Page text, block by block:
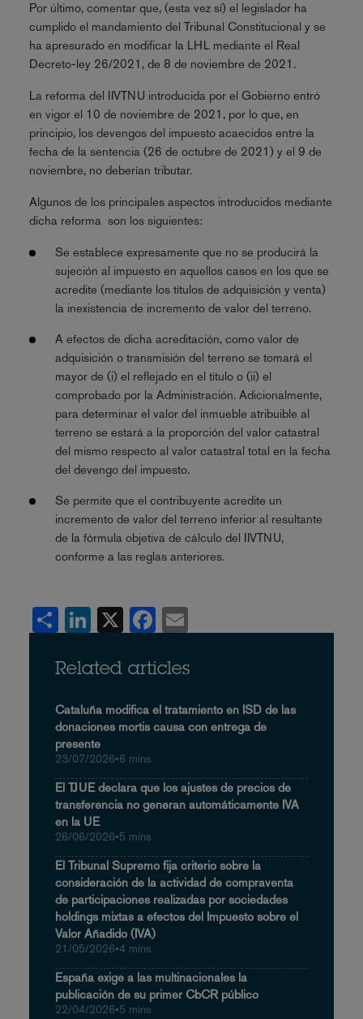
Por último, comentar que, (esta vez sí) el legislador ha
cumplido el mandamiento del Tribunal Constitucional y se
ha apresurado en modificar la LHL mediante el Real
Decreto-ley 26/2021, de 8 de noviembre de 2021.
La reforma del IIVTNU introducida por el Gobierno entró
en vigor el 10 de noviembre de 2021, por lo que, en
principio, los devengos del impuesto acaecidos entre la
fecha de la sentencia (26 de octubre de 2021) y el 9 de
noviembre, no deberían tributar.
Algunos de los principales aspectos introducidos mediante
dicha reforma son los siguientes:
Se establece expresamente que no se producirá la
sujeción al impuesto en aquellos casos en los que se
acredite (mediante los títulos de adquisición y venta)
la inexistencia de incremento de valor del terreno.
A efectos de dicha acreditación, como valor de
adquisición o transmisión del terreno se tomará el
mayor de (i) el reflejado en el título o (ii) el
comprobado por la Administración. Adicionalmente,
para determinar el valor del inmueble atribuible al
terreno se estará a la proporción del valor catastral
del mismo respecto al valor catastral total en la fecha
del devengo del impuesto.
Se permite que el contribuyente acredite un
incremento de valor del terreno inferior al resultante
de la fórmula objetiva de cálculo del IIVTNU,
conforme a las reglas anteriores.
Share LinkedIn Facebook
Related articles
Cataluña modifica el tratamiento en ISD de las
donaciones mortis causa con entrega de
presente
23/07/2026•6 mins
El TJUE declara que los ajustes de precios de
transferencia no generan automáticamente IVA
en la UE
26/06/2026•5 mins
El Tribunal Supremo fija criterio sobre la
consideración de la actividad de compraventa
de participaciones realizadas por sociedades
holdings mixtas a efectos del Impuesto sobre el
Valor Añadido (IVA)
21/05/2026•4 mins
España exige a las multinacionales la
publicación de su primer CbCR público
22/04/2026•5 mins